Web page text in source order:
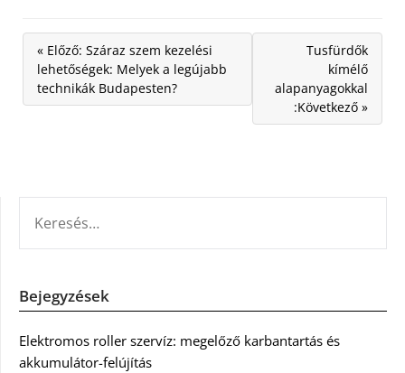
« Előző: Száraz szem kezelési
lehetőségek: Melyek a legújabb
technikák Budapesten?
Tusfürdők
kímélő
alapanyagokkal
:Következő »
Bejegyzések
Elektromos roller szervíz: megelőző karbantartás és
akkumulátor-felújítás